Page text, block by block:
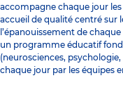
accompagne chaque jour
accueil de qualité centré sur
l’épanouissement de
un programme éducatif
(neurosciences,
chaque jour par les équipes